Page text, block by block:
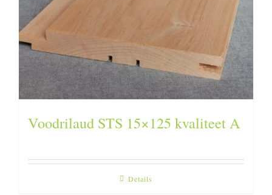
Voodrilaud STS 15×125 kvaliteet A
Details